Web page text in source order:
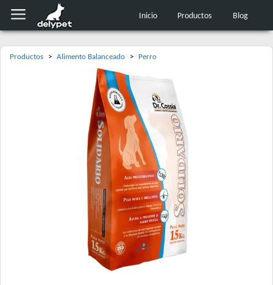
Inicio Productos Blog
Productos > Alimento Balanceado > Perro